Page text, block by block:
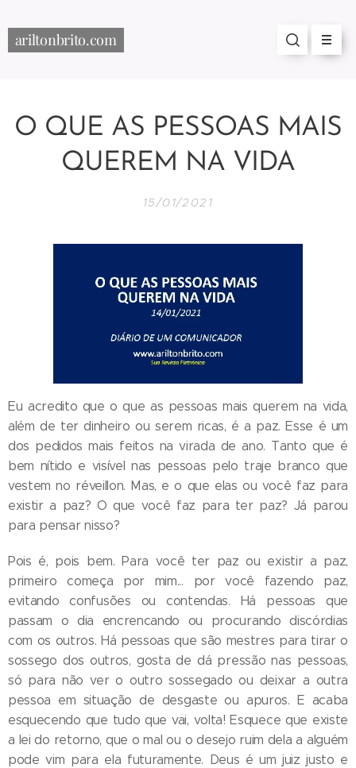
ariltonbrito.com
O QUE AS PESSOAS MAIS
QUEREM NA VIDA
15/01/2021
Eu acredito que o que as pessoas mais querem na vida,
além de ter dinheiro ou serem ricas, é a paz. Esse é um
dos pedidos mais feitos na virada de ano. Tanto que é
bem nítido e visível nas pessoas pelo traje branco que
vestem no réveillon. Mas, e o que elas ou você faz para
existir a paz? O que você faz para ter paz? Já parou
para pensar nisso?
Pois é, pois bem. Para você ter paz ou existir a paz,
primeiro começa por mim... por você fazendo paz,
evitando confusões ou contendas. Há pessoas que
passam o dia encrencando ou procurando discórdias
com os outros. Há pessoas que são mestres para tirar o
sossego dos outros, gosta de dá pressão nas pessoas,
só para não ver o outro sossegado ou deixar a outra
pessoa em situação de desgaste ou apuros. E acaba
esquecendo que tudo que vai, volta! Esquece que existe
a lei do retorno, que o mal ou o desejo ruim dela a alguém
pode vim para ela futuramente. Deus é um juiz justo e